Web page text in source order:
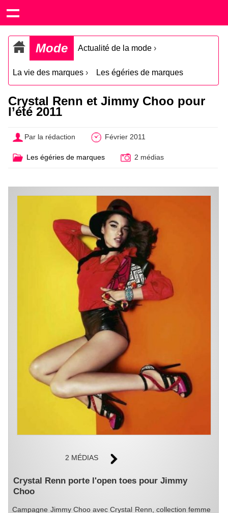
Mode Actualité de la mode ›
La vie des marques › Les égéries de marques
Crystal Renn et Jimmy Choo pour
l’été 2011
Par la rédaction Février 2011
Les égéries de marques 2 médias
2 MÉDIAS
Crystal Renn porte l'open toes pour Jimmy
Choo
Campagne Jimmy Choo avec Crystal Renn, collection femme